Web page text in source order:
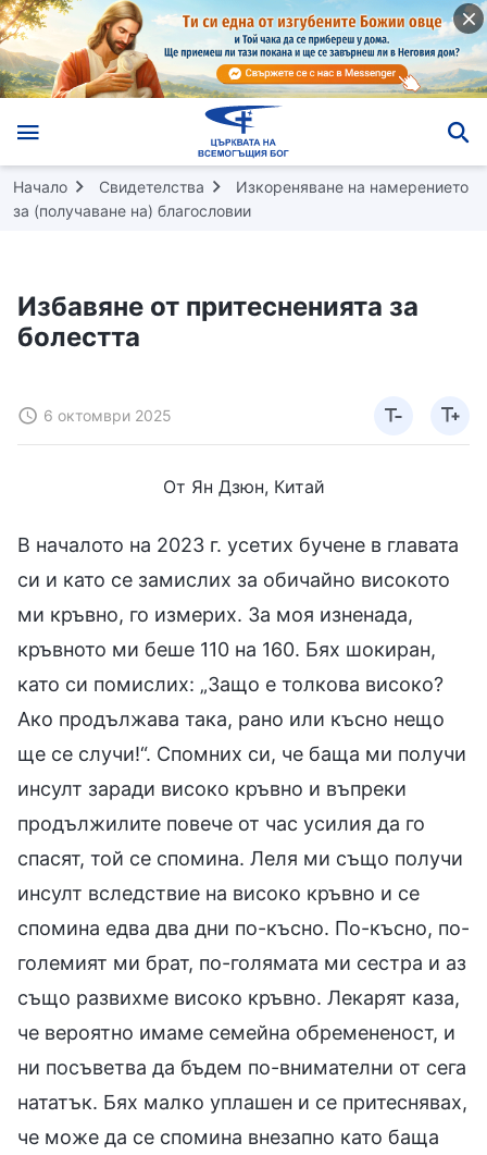
Начало Свидетелства
Изкореняване на намерението
за (получаване на) благословии
Избавяне от притесненията за
болестта
6 октомври 2025
От Ян Дзюн, Китай
В началото на 2023 г. усетих бучене в главата
си и като се замислих за обичайно високото
ми кръвно, го измерих. За моя изненада,
кръвното ми беше 110 на 160. Бях шокиран,
като си помислих: „Защо е толкова високо?
Ако продължава така, рано или късно нещо
ще се случи!“. Спомних си, че баща ми получи
инсулт заради високо кръвно и въпреки
продължилите повече от час усилия да го
спасят, той се спомина. Леля ми също получи
инсулт вследствие на високо кръвно и се
спомина едва два дни по-късно. По-късно, по-
големият ми брат, по-голямата ми сестра и аз
също развихме високо кръвно. Лекарят каза,
че вероятно имаме семейна обремененост, и
ни посъветва да бъдем по-внимателни от сега
нататък. Бях малко уплашен и се притеснявах,
че може да се спомина внезапно като баща